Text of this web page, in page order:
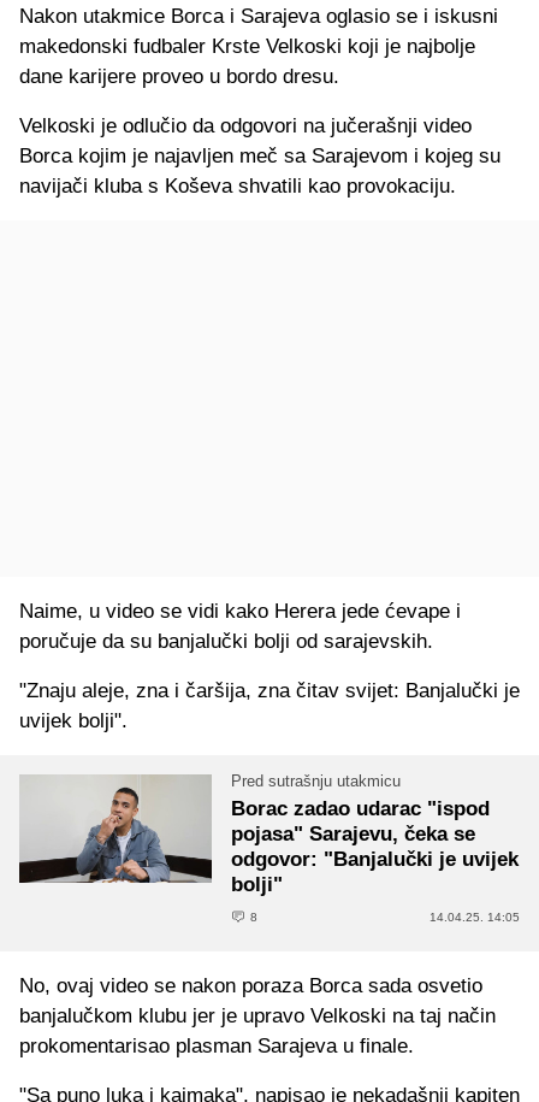
Nakon utakmice Borca i Sarajeva oglasio se i iskusni
makedonski fudbaler Krste Velkoski koji je najbolje
dane karijere proveo u bordo dresu.
Velkoski je odlučio da odgovori na jučerašnji video
Borca kojim je najavljen meč sa Sarajevom i kojeg su
navijači kluba s Koševa shvatili kao provokaciju.
Naime, u video se vidi kako Herera jede ćevape i
poručuje da su banjalučki bolji od sarajevskih.
"Znaju aleje, zna i čaršija, zna čitav svijet: Banjalučki je
uvijek bolji".
Pred sutrašnju utakmicu
Borac zadao udarac "ispod
pojasa" Sarajevu, čeka se
odgovor: "Banjalučki je uvijek
bolji"
8 14.04.25. 14:05
No, ovaj video se nakon poraza Borca sada osvetio
banjalučkom klubu jer je upravo Velkoski na taj način
prokomentarisao plasman Sarajeva u finale.
"Sa puno luka i kajmaka", napisao je nekadašnji kapiten